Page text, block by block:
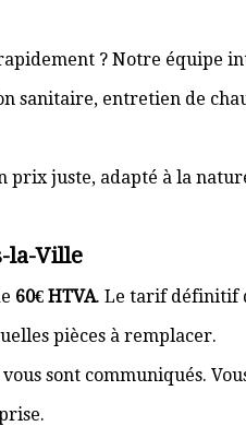
? Notre équipe
sanitaire, entretien de
prix juste, adapté à la
la-Ville
60€ HTVA. Le tarif définitif
pièces à remplacer.
sont communiqués.